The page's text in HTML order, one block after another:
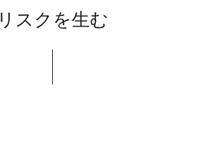
リスクを生む